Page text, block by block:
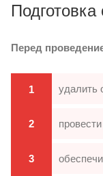
Подготовка
Перед
1 удалить
2
3